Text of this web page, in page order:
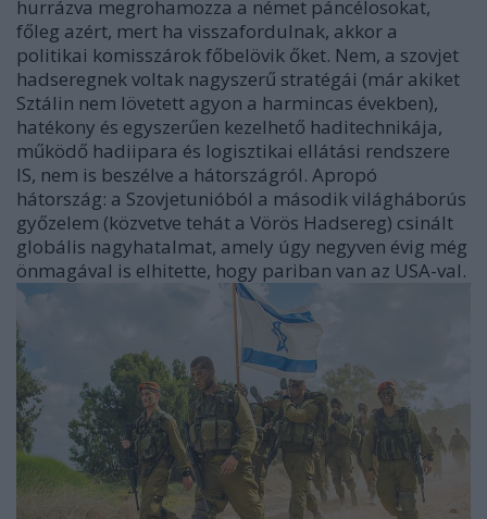
hurrázva megrohamozza a német páncélosokat,
főleg azért, mert ha visszafordulnak, akkor a
politikai komisszárok főbelövik őket. Nem, a szovjet
hadseregnek voltak nagyszerű stratégái (már akiket
Sztálin nem lövetett agyon a harmincas években),
hatékony és egyszerűen kezelhető haditechnikája,
működő hadiipara és logisztikai ellátási rendszere
IS, nem is beszélve a hátországról. Apropó
hátország: a Szovjetunióból a második világháborús
győzelem (közvetve tehát a Vörös Hadsereg) csinált
globális nagyhatalmat, amely úgy negyven évig még
önmagával is elhitette, hogy pariban van az USA-val.